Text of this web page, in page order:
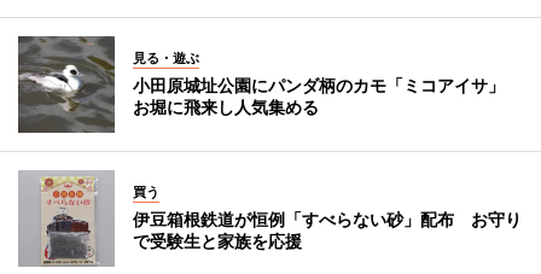
見る・遊ぶ
小田原城址公園にパンダ柄のカモ「ミコアイサ」
お堀に飛来し人気集める
買う
伊豆箱根鉄道が恒例「すべらない砂」配布 お守り
で受験生と家族を応援